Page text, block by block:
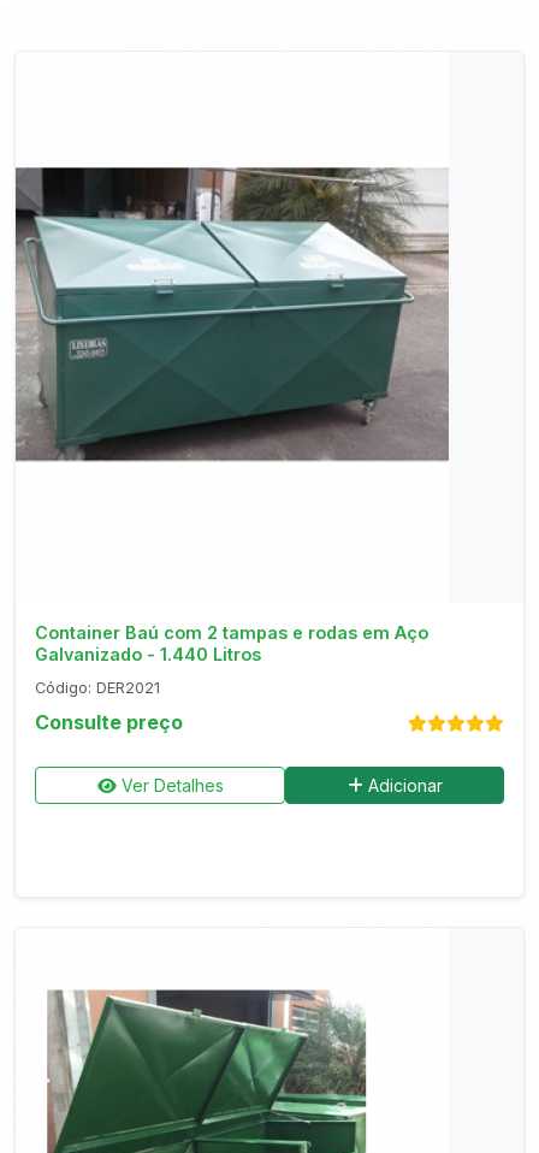
Container Baú com 2 tampas e rodas em Aço
Galvanizado - 1.440 Litros
Código: DER2021
Consulte preço
Ver Detalhes Adicionar